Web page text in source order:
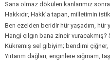
Sana olmaz dökülen kanlarımız
Hakkıdır, Hakk’a tapan, milletimin
Ben ezelden beridir hür yaşadım, hür
Hangi çılgın bana zincir vuracakmış?
Kükremiş sel gibiyim; bendimi çiğner,
Yırtarım dağları, enginlere sığmam,